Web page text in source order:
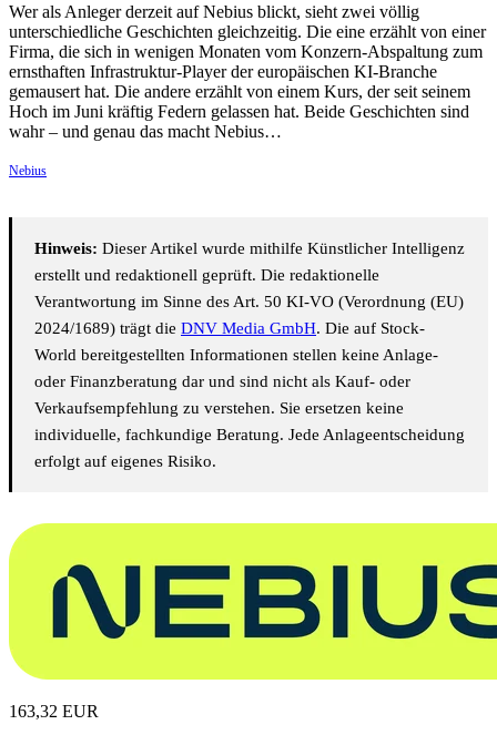
Wer als Anleger derzeit auf Nebius blickt, sieht zwei völlig
unterschiedliche Geschichten gleichzeitig. Die eine erzählt von einer
Firma, die sich in wenigen Monaten vom Konzern-Abspaltung zum
ernsthaften Infrastruktur-Player der europäischen KI-Branche
gemausert hat. Die andere erzählt von einem Kurs, der seit seinem
Hoch im Juni kräftig Federn gelassen hat. Beide Geschichten sind
wahr – und genau das macht Nebius…
Nebius
Hinweis: Dieser Artikel wurde mithilfe Künstlicher Intelligenz
erstellt und redaktionell geprüft. Die redaktionelle
Verantwortung im Sinne des Art. 50 KI-VO (Verordnung (EU)
2024/1689) trägt die DNV Media GmbH. Die auf Stock-
World bereitgestellten Informationen stellen keine Anlage-
oder Finanzberatung dar und sind nicht als Kauf- oder
Verkaufsempfehlung zu verstehen. Sie ersetzen keine
individuelle, fachkundige Beratung. Jede Anlageentscheidung
erfolgt auf eigenes Risiko.
163,32 EUR